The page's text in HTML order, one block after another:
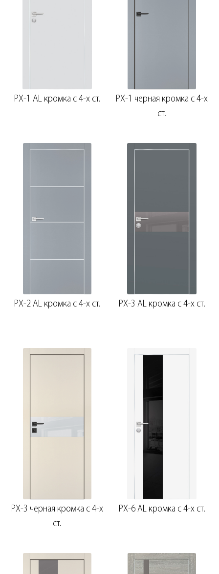
Фурнитура комплект №24
PX-1 AL кромка с 4-х ст.
PX-1 черная кромка с 4-х
ст.
PX-2 AL кромка с 4-х ст. PX-3 AL кромка с 4-х ст.
PX-3 черная кромка с 4-х
ст.
PX-6 AL кромка с 4-х ст.